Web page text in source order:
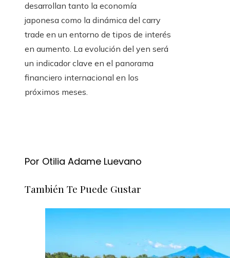
desarrollan tanto la economía
japonesa como la dinámica del carry
trade en un entorno de tipos de interés
en aumento. La evolución del yen será
un indicador clave en el panorama
financiero internacional en los
próximos meses.
Por Otilia Adame Luevano
También Te Puede Gustar